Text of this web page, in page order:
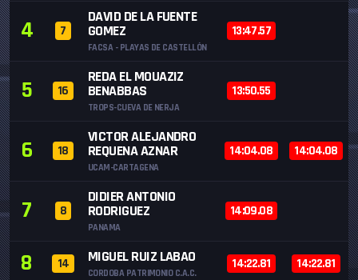
4 7
DAVID DE LA FUENTE
GOMEZ
FACSA - PLAYAS DE CASTELLÓN
13:47.57
5 16
REDA EL MOUAZIZ
BENABBAS
TROPS-CUEVA DE NERJA
13:50.55
6 18
VICTOR ALEJANDRO
REQUENA AZNAR
UCAM-CARTAGENA
14:04.08 14:04.08
7 8
DIDIER ANTONIO
RODRIGUEZ
PANAMA
14:09.08
8 14 MIGUEL RUIZ LABAO
CORDOBA PATRIMONIO C.A.C.
14:22.81 14:22.81